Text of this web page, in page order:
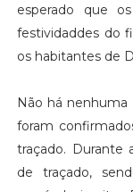
esperado que
festividaddes do
os habitantes de
Não há
foram
traçado. Durante
de traçado,